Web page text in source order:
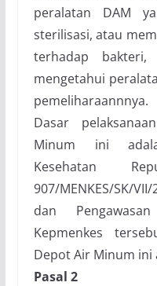
peralatan DAM
sterilisasi,atau
terhadap bakteri,
mengetahui
pemeliharaannnya.
Dasar
Minum ini
Kesehatan
907/MENKES/SK/
dan
Kepmenkes
Depot Air Minum ini
Pasal 2